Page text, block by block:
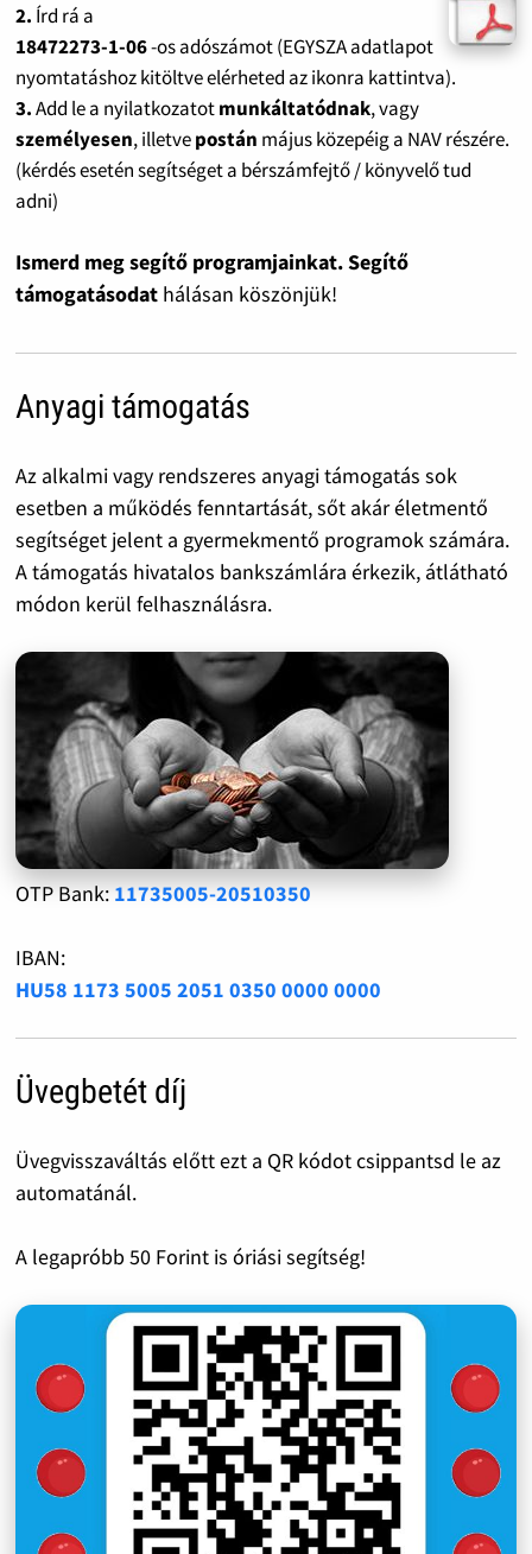
2. Írd rá a
18472273-1-06-os adószámot (EGYSZA adatlapot
nyomtatáshoz kitöltve elérheted az ikonra kattintva).
3.Add le a nyilatkozatotmunkáltatódnak, vagy
személyesen, illetvepostán május közepéig a NAV részére.
(kérdés esetén segítséget a bérszámfejtő / könyvelő tud
adni)
Ismerd meg segítő programjainkat. Segítő
támogatásodat hálásan köszönjük!
Anyagi támogatás
Az alkalmi vagy rendszeres anyagi támogatás sok
esetben a működés fenntartását, sőt akár életmentő
segítséget jelent a gyermekmentő programok számára.
A támogatás hivatalos bankszámlára érkezik, átlátható
módon kerül felhasználásra.
OTP Bank: 11735005-20510350
IBAN:
HU58 1173 5005 2051 0350 0000 0000
Üvegbetét díj
Üvegvisszaváltás előtt ezt a QR kódot csippantsd le az
automatánál.
A legapróbb 50 Forint is óriási segítség!